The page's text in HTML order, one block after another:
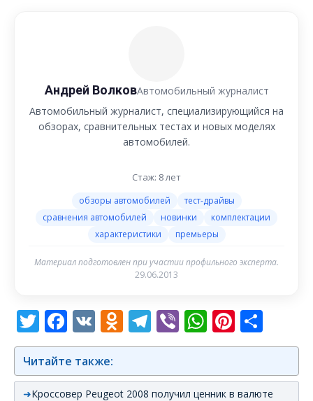
Андрей ВолковАвтомобильный журналист
Автомобильный журналист, специализирующийся на
обзорах, сравнительных тестах и новых моделях
автомобилей.
Стаж: 8 лет
обзоры автомобилей
тест-драйвы
сравнения автомобилей
новинки
комплектации
характеристики
премьеры
Материал подготовлен при участии профильного эксперта.
29.06.2013
Twitter
Facebook
VK Odnoklassniki
Telegram
Viber
Читайте также:
Кроссовер Peugeot 2008 получил ценник в валюте